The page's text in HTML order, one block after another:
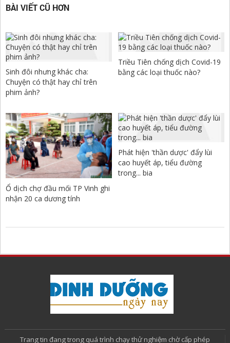
BÀI VIẾT CŨ HƠN
Sinh đôi nhưng khác cha:
Chuyện có thật hay chỉ trên
phim ảnh?
Triều Tiên chống dịch Covid-19
bằng các loại thuốc nào?
Ổ dịch chợ đầu mối TP Vinh ghi
nhận 20 ca dương tính
Phát hiện 'thần dược' đẩy lùi
cao huyết áp, tiểu đường
trong... bia
Trang tin đang trong quá trình chạy thử nghiệm chờ cấp phép